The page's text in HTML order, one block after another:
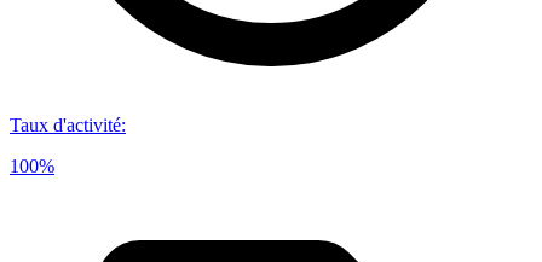
Taux d'activité:
100%